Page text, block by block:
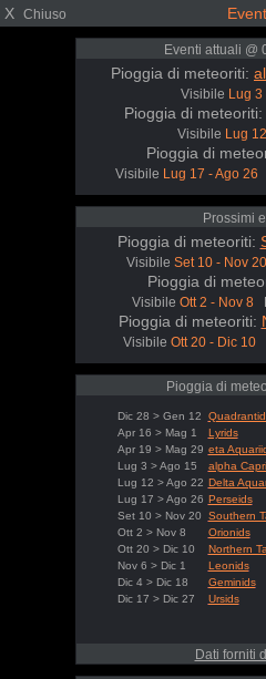
X Chiuso
Eventi attuali @
Pioggia di meteoriti:
Visibile Lug 3
Pioggia di meteoriti:
Visibile Lug
Pioggia di
Visibile Lug 17 - Ago 26
Prossimi
Pioggia di meteoriti:
Visibile Set 10 - Nov 20
Pioggia di
Visibile Ott 2 - Nov 8
Pioggia di meteoriti:
Visibile Ott 20 - Dic 10
Pioggia di
Dic 28 > Gen 12
Apr 16 > Mag 1
Lyrids
Apr 19 > Mag 29 eta
Lug 3 > Ago 15
alpha
Lug 12 > Ago 22 Delta
Lug 17 > Ago 26 Perseids
Set 10 > Nov 20
Southern
Ott 2 > Nov 8
Orionids
Ott 20 > Dic 10
Northern
Nov 6 > Dic 1
Leonids
Dic 4 > Dic 18
Geminids
Dic 17 > Dic 27
Ursids
Dati forniti